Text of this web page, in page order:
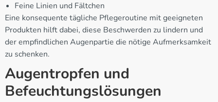
Feine Linien und Fältchen
Eine konsequente tägliche Pflegeroutine mit geeigneten
Produkten hilft dabei, diese Beschwerden zu lindern und
der empfindlichen Augenpartie die nötige Aufmerksamkeit
zu schenken.
Augentropfen und
Befeuchtungslösungen